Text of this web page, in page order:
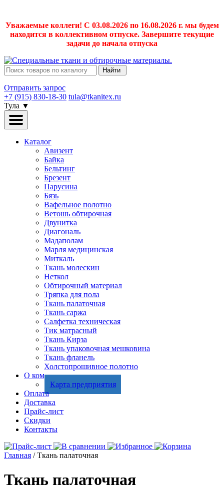
Уважаемые коллеги! С 03.08.2026 по 16.08.2026 г. мы будем
находится в коллективном отпуске. Завершите текущие
задачи до начала отпуска
Найти
Отправить запрос
+7 (915) 830-18-30 tula@tkanitex.ru
Тула ▼
Каталог
Авизент
Байка
Бельтинг
Брезент
Парусина
Бязь
Вафельное полотно
Ветошь обтирочная
Двунитка
Диагональ
Мадаполам
Марля медицинская
Миткаль
Ткань молескин
Неткол
Обтирочный материал
Тряпка для пола
Ткань палаточная
Ткань саржа
Салфетка техническая
Тик матрасный
Ткань Кирза
Ткань упаковочная мешковина
Ткань фланель
Холстопрошивное полотно
О компании
Карта предприятия
Оплата
Доставка
Прайс-лист
Скидки
Контакты
Главная / Ткань палаточная
Ткань палаточная